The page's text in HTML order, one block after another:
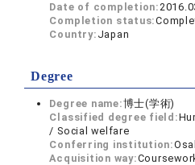
Date of completion:
Completion status:
Country: Japan
Degree
Degree name:博士(学術)
Classified degree field:
/ Social welfare
Conferring institution:
Acquisition way: